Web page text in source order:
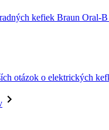
kefiek Braun Oral-
otázok o elektrických